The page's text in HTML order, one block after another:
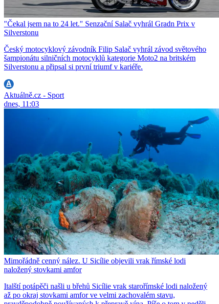
"Čekal jsem na to 24 let." Senzační Salač vyhrál Gradn Prix v
Silverstonu
Český motocyklový závodník Filip Salač vyhrál závod světového
šampionátu silničních motocyklů kategorie Moto2 na britském
Silverstonu a připsal si první triumf v kariéře.
Aktuálně.cz - Sport
dnes, 11:03
Mimořádně cenný nález. U Sicílie objevili vrak římské lodi
naložený stovkami amfor
Italští potápěči našli u břehů Sicílie vrak starořímské lodi naložený
až po okraj stovkami amfor ve velmi zachovalém stavu,